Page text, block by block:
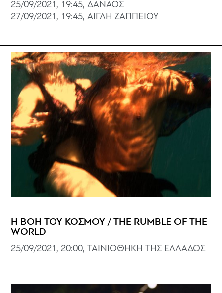
25/09/2021, 19:45, ΔΑΝΑΟΣ
27/09/2021, 19:45, ΑΙΓΛΗ ΖΑΠΠΕΙΟΥ
Η ΒΟΗ ΤΟΥ ΚΟΣΜΟΥ / THE RUMBLE OF THE
WORLD
25/09/2021, 20:00, ΤΑΙΝΙΟΘΗΚΗ ΤΗΣ ΕΛΛΑΔΟΣ